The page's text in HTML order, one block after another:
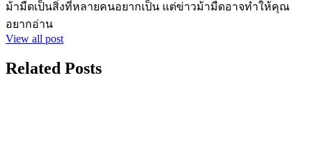
ม้ามืดเป็นสิ่งที่หลายคนอยากเป็น แต่ข่าวม้ามืดอาจทำให้คุณ
อยากอ่าน
View all post
Related Posts